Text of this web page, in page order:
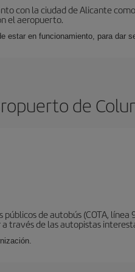
con la ciudad de Alicante
el aeropuerto.
estar en funcionamiento, para dar
de
de autobús (COTA,
través de las autopistas